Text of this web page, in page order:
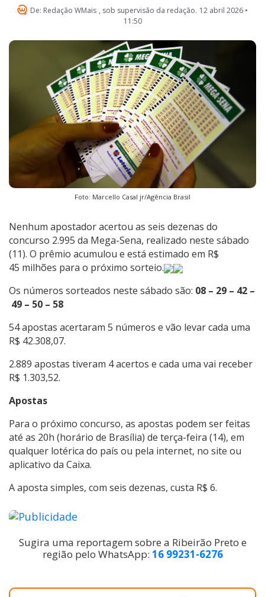
De: Redação WMais , sob supervisão da redação. 12 abril 2026 •
11:50
Foto: Marcello Casal jr/Agência Brasil
Nenhum apostador acertou as seis dezenas do
concurso 2.995 da Mega-Sena, realizado neste sábado
(11). O prêmio acumulou e está estimado em R$
45 milhões para o próximo sorteio.
Os números sorteados neste sábado são: 08 – 29 – 42 –
49 – 50 – 58
54 apostas acertaram 5 números e vão levar cada uma
R$ 42.308,07.
2.889 apostas tiveram 4 acertos e cada uma vai receber
R$ 1.303,52.
Apostas
Para o próximo concurso, as apostas podem ser feitas
até as 20h (horário de Brasília) de terça-feira (14), em
qualquer lotérica do país ou pela internet, no site ou
aplicativo da Caixa.
A aposta simples, com seis dezenas, custa R$ 6.
Sugira uma reportagem sobre a Ribeirão Preto e
região pelo WhatsApp: 16 99231-6276